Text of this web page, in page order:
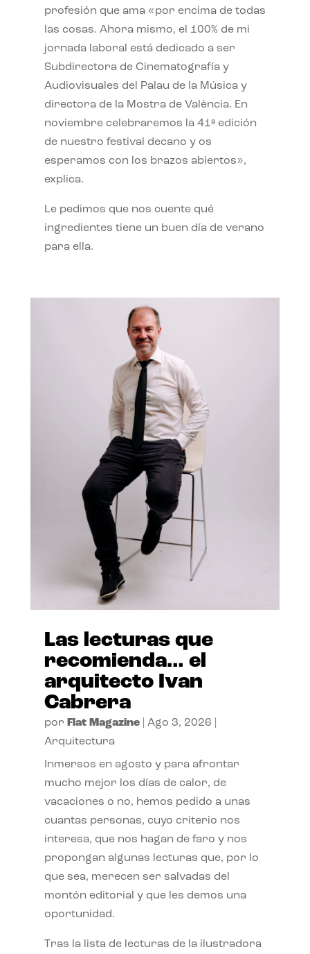
profesión que ama «por encima de todas
las cosas. Ahora mismo, el 100% de mi
jornada laboral está dedicado a ser
Subdirectora de Cinematografía y
Audiovisuales del Palau de la Música y
directora de la Mostra de València. En
noviembre celebraremos la 41ª edición
de nuestro festival decano y os
esperamos con los brazos abiertos»,
explica.
Le pedimos que nos cuente qué
ingredientes tiene un buen día de verano
para ella.
Las lecturas que
recomienda… el
arquitecto Ivan
Cabrera
por Flat Magazine| Ago 3, 2026
Arquitectura
Inmersos en agosto y para afrontar
mucho mejor los días de calor, de
vacaciones o no, hemos pedido a unas
cuantas personas, cuyo criterio nos
interesa, que nos hagan de faro y nos
propongan algunas lecturas que, por lo
que sea, merecen ser salvadas del
montón editorial y que les demos una
oportunidad.
Tras la lista de lecturas de la ilustradora